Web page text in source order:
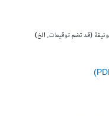
(قد تضم توقيعات، الخ)